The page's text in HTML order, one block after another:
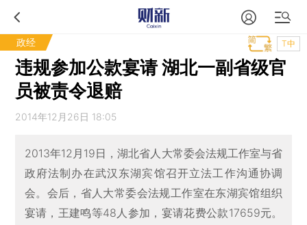
政经 T中
违规参加公款宴请 湖北一副省级官
员被责令退赔
2014年12月26日 18:05
2013年12月19日，湖北省人大常委会法规工作室与省
政府法制办在武汉东湖宾馆召开立法工作沟通协调
会。会后，省人大常委会法规工作室在东湖宾馆组织
宴请，王建鸣等48人参加，宴请花费公款17659元。